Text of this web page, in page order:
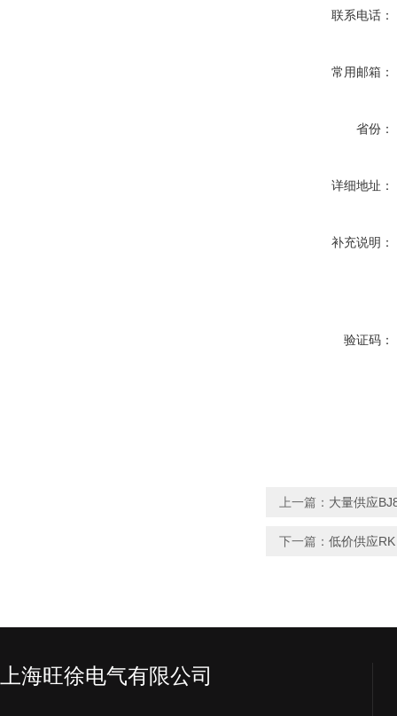
联系电话：
常用邮箱：
省份：
详细地址：
补充说明：
验证码：
上一篇： 大量供应
下一篇： 低价供应
上海旺徐电气有限公司